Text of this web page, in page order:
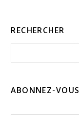
RECHERCHER
ABONNEZ-VOUS